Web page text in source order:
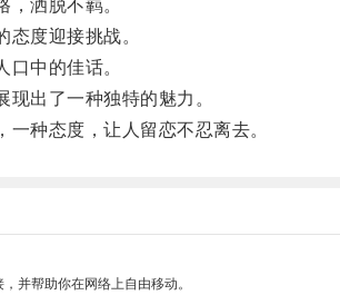
洒脱不羁。
度迎接挑战。
中的佳话。
出了一种独特的魅力。
种态度，让人留恋不忍离去。
并帮助你在网络上自由移动。